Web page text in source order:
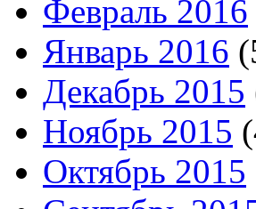
Февраль 2016
Январь 2016
Декабрь 2015
Ноябрь 2015
Октябрь 2015